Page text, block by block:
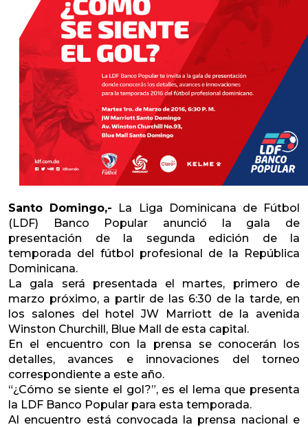
Santo Domingo,- La Liga Dominicana de Fútbol
(LDF) Banco Popular anunció la gala de
presentación de la segunda edición de la
temporada del fútbol profesional de la República
Dominicana.
La gala será presentada el martes, primero de
marzo próximo, a partir de las 6:30 de la tarde, en
los salones del hotel JW Marriott de la avenida
Winston Churchill, Blue Mall de esta capital.
En el encuentro con la prensa se conocerán los
detalles, avances e innovaciones del torneo
correspondiente a este año.
“¿Cómo se siente el gol?”, es el lema que presenta
la LDF Banco Popular para esta temporada.
Al encuentro está convocada la prensa nacional e